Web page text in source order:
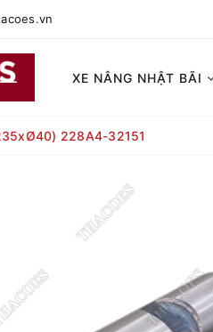
XE NÂNG NHẬT BÃI
228A4-32151